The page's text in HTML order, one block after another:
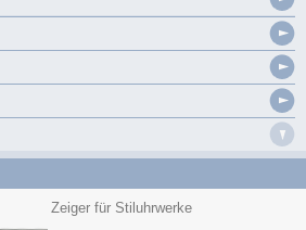
Zeiger für Stiluhrwerke